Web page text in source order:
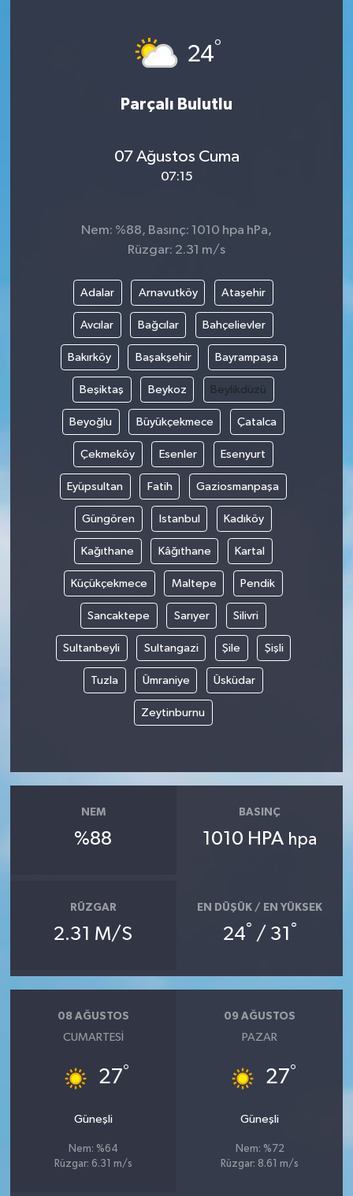
24°
Parçalı Bulutlu
07 Ağustos Cuma
07:15
Nem: %88, Basınç: 1010 hpa hPa,
Rüzgar: 2.31 m/s
Adalar Arnavutköy Ataşehir
Avcılar Bağcılar Bahçelievler
Bakırköy Başakşehir Bayrampaşa
Beşiktaş Beykoz Beylikdüzü
Beyoğlu Büyükçekmece Çatalca
Çekmeköy Esenler Esenyurt
Eyüpsultan Fatih Gaziosmanpaşa
Güngören Istanbul Kadıköy
Kağıthane Kâğıthane Kartal
Küçükçekmece Maltepe Pendik
Sancaktepe Sarıyer Silivri
Sultanbeyli Sultangazi Şile Şişli
Tuzla Ümraniye Üsküdar
Zeytinburnu
NEM
%88
BASINÇ
1010 HPA hpa
RÜZGAR
2.31 M/S
EN DÜŞÜK / EN YÜKSEK
24° / 31 °
08 AĞUSTOS
CUMARTESI
27°
Güneşli
Nem: %64
Rüzgar: 6.31 m/s
09 AĞUSTOS
PAZAR
27°
Güneşli
Nem: %72
Rüzgar: 8.61 m/s